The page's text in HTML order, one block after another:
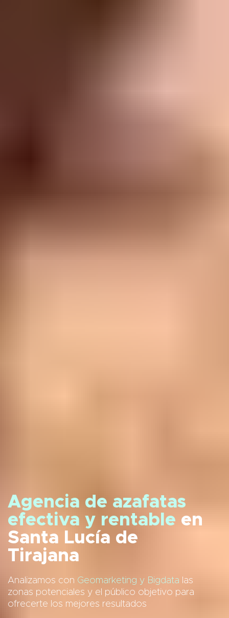
Agencia de azafatas
efectiva y rentable en
Santa Lucía de
Tirajana
Analizamos con Geomarketing y Bigdata las
zonas potenciales y el público objetivo para
ofrecerte los mejores resultados